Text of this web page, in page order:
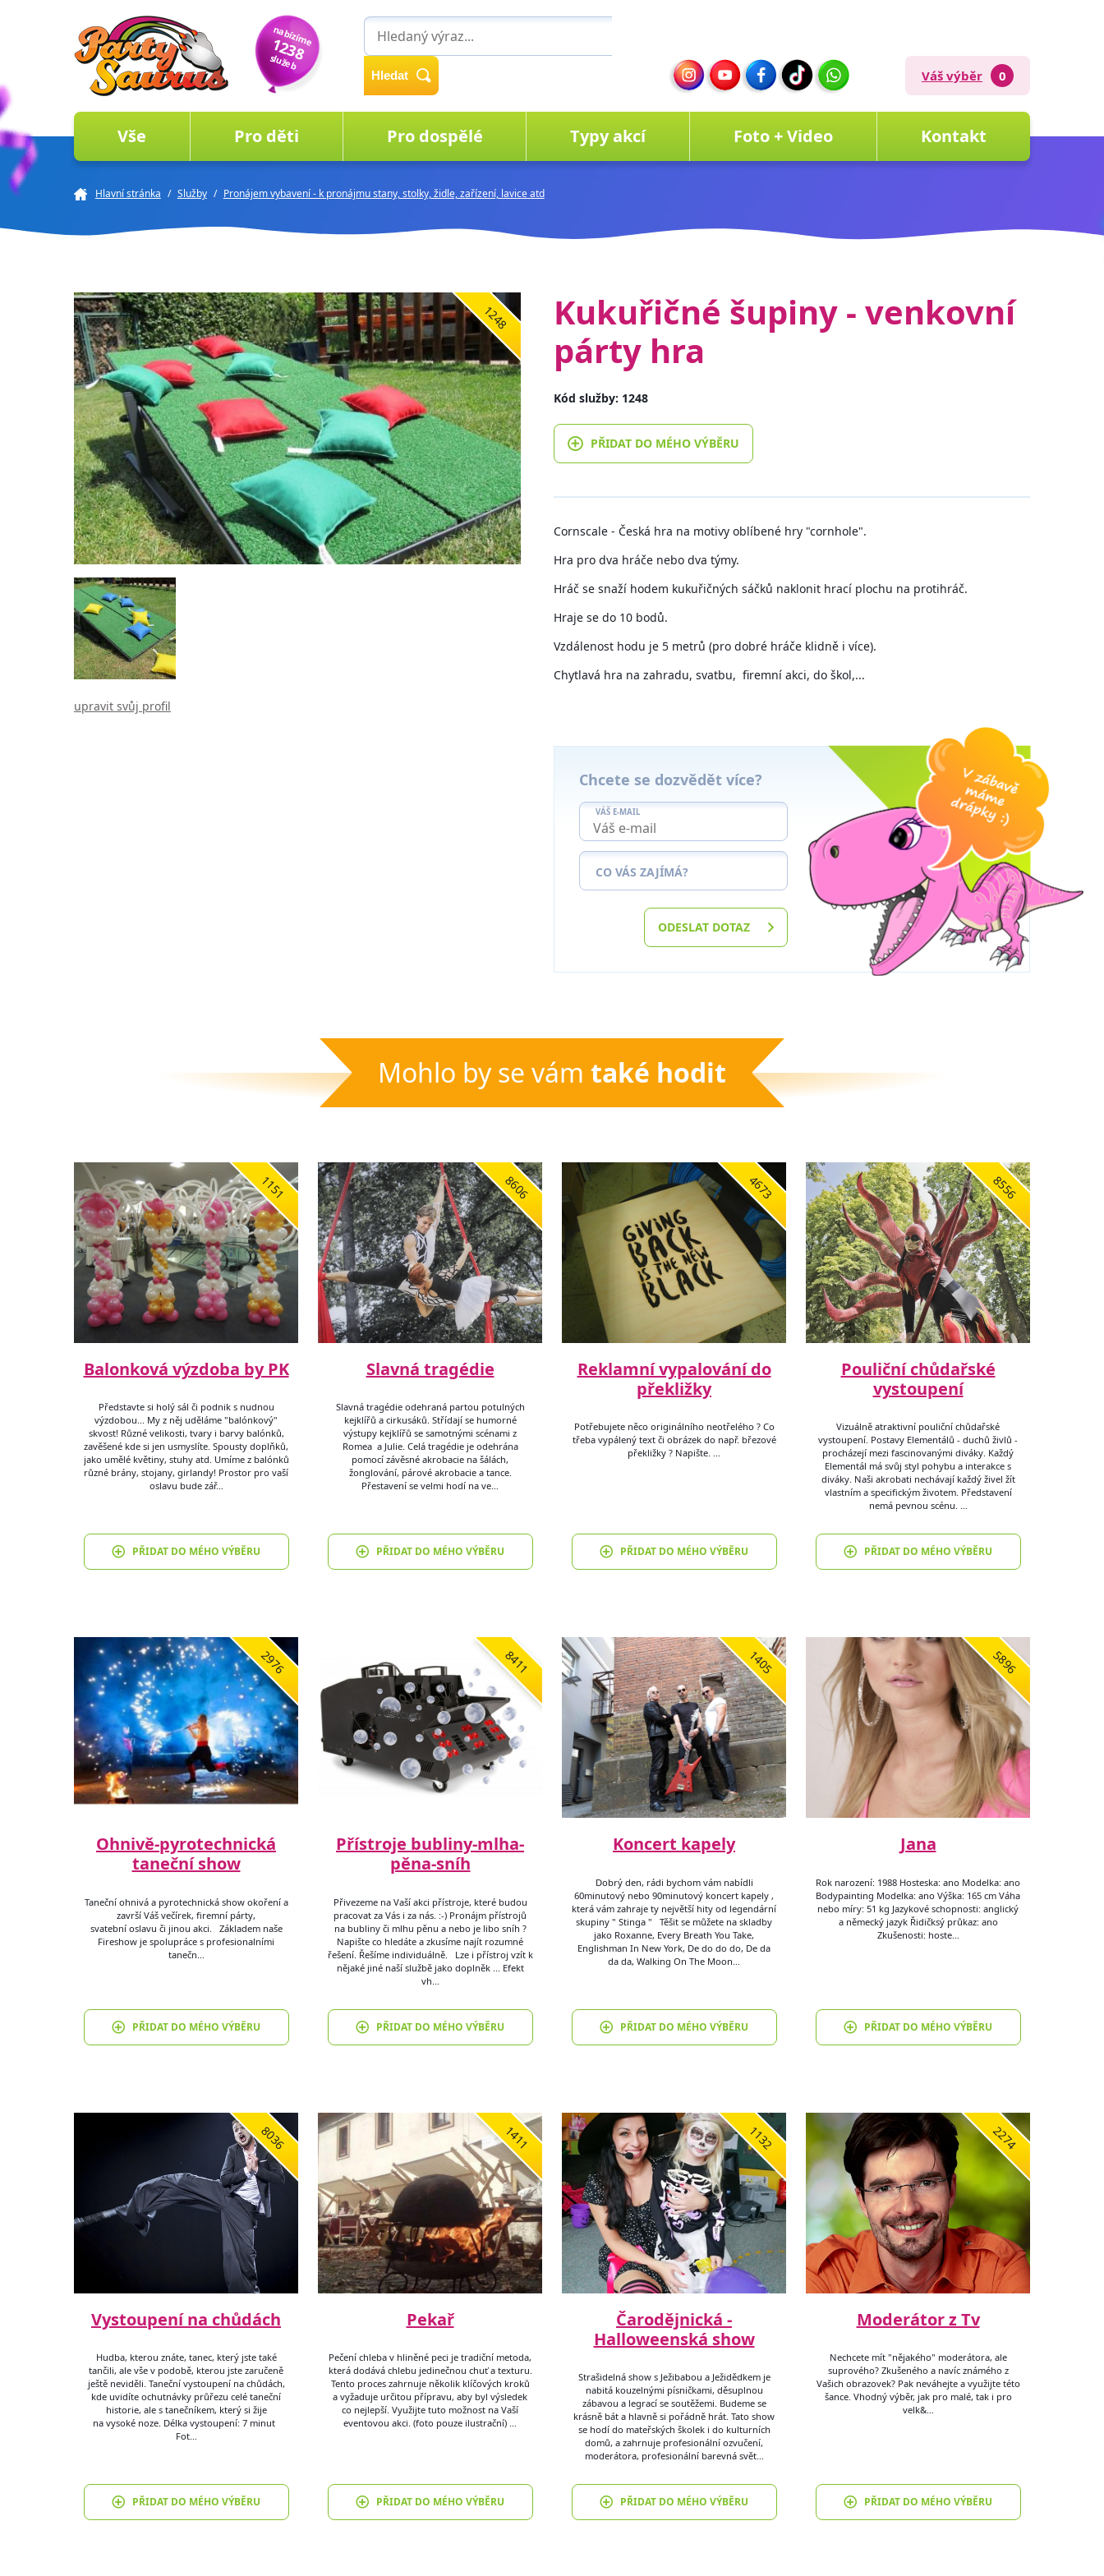
nabízíme
1238
služeb
Hledat Váš výběr 0
Vše Pro děti Pro dospělé Typy akcí Foto + Video Kontakt
Hlavní stránka / Služby / Pronájem vybavení - k pronájmu stany, stolky, židle, zařízení, lavice atd
1248
upravit svůj profil
Kukuřičné šupiny - venkovní
párty hra
Kód služby: 1248
PŘIDAT DO MÉHO VÝBĚRU
Cornscale - Česká hra na motivy oblíbené hry "cornhole".
Hra pro dva hráče nebo dva týmy.
Hráč se snaží hodem kukuřičných sáčků naklonit hrací plochu na protihráč.
Hraje se do 10 bodů.
Vzdálenost hodu je 5 metrů (pro dobré hráče klidně i více).
Chytlavá hra na zahradu, svatbu, firemní akci, do škol,...
Chcete se dozvědět více?
VÁŠ E-MAIL
CO VÁS ZAJÍMÁ?
ODESLAT DOTAZ
Mohlo by se vám také hodit
1151
Balonková výzdoba by PK
Představte si holý sál či podnik s nudnou
výzdobou... My z něj uděláme "balónkový"
skvost! Různé velikosti, tvary i barvy balónků,
zavěšené kde si jen usmyslíte. Spousty doplňků,
jako umělé květiny, stuhy atd. Umíme z balónků
různé brány, stojany, girlandy! Prostor pro vaší
oslavu bude zář…
PŘIDAT DO MÉHO VÝBĚRU
8606
Slavná tragédie
Slavná tragédie odehraná partou potulných
kejklířů a cirkusáků. Střídají se humorné
výstupy kejklířů se samotnými scénami z
Romea a Julie. Celá tragédie je odehrána
pomocí závěsné akrobacie na šálách,
žonglování, párové akrobacie a tance.
Přestavení se velmi hodí na ve…
PŘIDAT DO MÉHO VÝBĚRU
4673
Reklamní vypalování do
překližky
Potřebujete něco originálního neotřelého ? Co
třeba vypálený text či obrázek do např. březové
překližky ? Napište. …
PŘIDAT DO MÉHO VÝBĚRU
8556
Pouliční chůdařské
vystoupení
Vizuálně atraktivní pouliční chůdařské
vystoupení. Postavy Elementálů - duchů živlů -
procházejí mezi fascinovanými diváky. Každý
Elementál má svůj styl pohybu a interakce s
diváky. Naši akrobati nechávají každý živel žít
vlastním a specifickým životem. Představení
nemá pevnou scénu. …
PŘIDAT DO MÉHO VÝBĚRU
2976
Ohnivě-pyrotechnická
taneční show
​Taneční ohnivá a pyrotechnická show okoření a
završí Váš večírek, firemní párty,
svatební oslavu či jinou akci. Základem naše
Fireshow je spolupráce s profesionalními
tanečn…
PŘIDAT DO MÉHO VÝBĚRU
8411
Přístroje bubliny-mlha-
pěna-sníh
Přivezeme na Vaší akci přístroje, které budou
pracovat za Vás i za nás. :-) Pronájm přístrojů
na bubliny či mlhu pěnu a nebo je libo sníh ?
Napište co hledáte a zkusíme najít rozumné
řešení. Řešíme individuálně. Lze i přístroj vzít k
nějaké jiné naší službě jako doplněk ... Efekt
vh…
PŘIDAT DO MÉHO VÝBĚRU
1405
Koncert kapely
Dobrý den, rádi bychom vám nabídli
60minutový nebo 90minutový koncert kapely ,
která vám zahraje ty největší hity od legendární
skupiny " Stinga " Těšit se můžete na skladby
jako Roxanne, Every Breath You Take,
Englishman In New York, De do do do, De da
da da, Walking On The Moon…
PŘIDAT DO MÉHO VÝBĚRU
5896
Jana
Rok narození: 1988 Hosteska: ano Modelka: ano
Bodypainting Modelka: ano Výška: 165 cm Váha
nebo míry: 51 kg Jazykové schopnosti: anglický
a německý jazyk Řidičksý průkaz: ano
Zkušenosti: hoste…
PŘIDAT DO MÉHO VÝBĚRU
8036
Vystoupení na chůdách
Hudba, kterou znáte, tanec, který jste také
tančili, ale vše v podobě, kterou jste zaručeně
ještě neviděli. Taneční vystoupení na chůdách,
kde uvidíte ochutnávky průřezu celé taneční
historie, ale s tanečníkem, který si žije
na vysoké noze. Délka vystoupení: 7 minut
Fot…
PŘIDAT DO MÉHO VÝBĚRU
1411
Pekař
Pečení chleba v hliněné peci je tradiční metoda,
která dodává chlebu jedinečnou chuť a texturu.
Tento proces zahrnuje několik klíčových kroků
a vyžaduje určitou přípravu, aby byl výsledek
co nejlepší. Využijte tuto možnost na Vaší
eventovou akci. (foto pouze ilustrační) …
PŘIDAT DO MÉHO VÝBĚRU
1132
Čarodějnická -
Halloweenská show
Strašidelná show s Ježibabou a Ježidědkem je
nabitá kouzelnými písničkami, děsuplnou
zábavou a legrací se soutěžemi. Budeme se
krásně bát a hlavně si pořádně hrát. Tato show
se hodí do mateřských školek i do kulturních
domů, a zahrnuje profesionální ozvučení,
moderátora, profesionální barevná svět…
PŘIDAT DO MÉHO VÝBĚRU
2274
Moderátor z Tv
Nechcete mít "nějakého" moderátora, ale
suprového? Zkušeného a navíc známého z
Vašich obrazovek? Pak neváhejte a využijte této
šance. Vhodný výběr, jak pro malé, tak i pro
velk&…
PŘIDAT DO MÉHO VÝBĚRU